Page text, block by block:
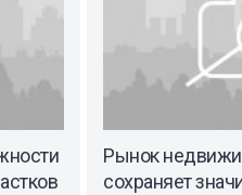
Рынок
сохраняет